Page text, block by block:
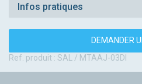
Infos pratiques
DEMANDER
Ref. produit : SAL / MTAAJ-03DI